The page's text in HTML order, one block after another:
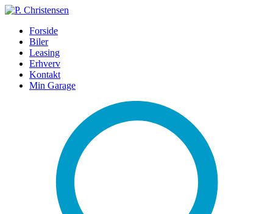
Forside
Biler
Leasing
Erhverv
Kontakt
Min Garage